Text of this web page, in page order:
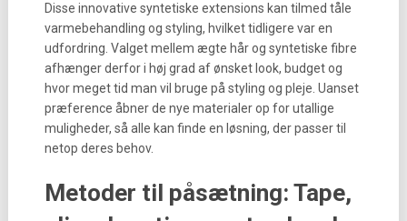
Disse innovative syntetiske extensions kan tilmed tåle
varmebehandling og styling, hvilket tidligere var en
udfordring. Valget mellem ægte hår og syntetiske fibre
afhænger derfor i høj grad af ønsket look, budget og
hvor meget tid man vil bruge på styling og pleje. Uanset
præference åbner de nye materialer op for utallige
muligheder, så alle kan finde en løsning, der passer til
netop deres behov.
Metoder til påsætning: Tape,